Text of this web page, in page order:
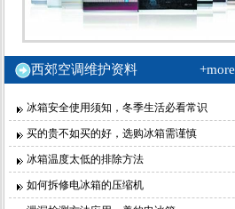
+more
西郊空调维护资料
冰箱安全使用须知，冬季生活必看常识
买的贵不如买的好，选购冰箱需谨慎
冰箱温度太低的排除方法
如何拆修电冰箱的压缩机